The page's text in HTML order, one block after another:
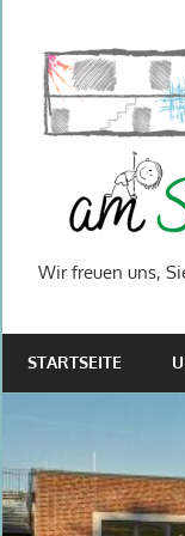
springen
Wir freuen uns,
STARTSEITE